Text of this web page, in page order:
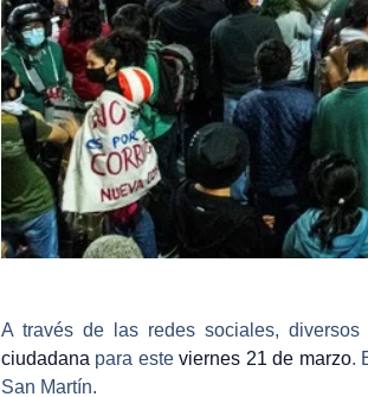
A través de las redes sociales,
ciudadana para esteviernes 21 de marzo.
San Martín.